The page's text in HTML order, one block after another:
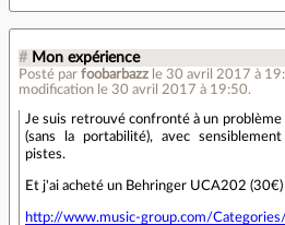
# Mon expérience
Posté par foobarbazz le 30 avril 2017 à
modification le 30 avril 2017 à 19:50.
Je suis retrouvé confronté à un problème
(sans la portabilité), avec
pistes.
Et j'ai acheté un Behringer UCA202 (30€)
http://www.music-group.com/